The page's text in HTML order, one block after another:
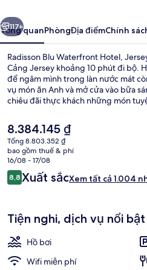
Jersey
Tiếp
117+
Tổng quanPhòngĐịa điểmChính
Radisson Blu Waterfront Hotel,
Cảng Jersey khoảng 10 phút đi bộ.
để ngâm mình trong làn nước mát
vụ món ăn Anh và mở cửa vào bữa
chiêu đãi thực khách những món
tâm thể thao. Nhân viên nhiệt tình
du khách đánh giá cao.
Giá
hiện
tại
là
8.384.145 ₫
8.384.145 ₫
Tổng 8.803.352 ₫
bao gồm thuế & phí
16/08 - 17/08
Nhận
xét
8,88,8 trên 10,
Xuất sắcXem tất cả 1.004
Tiện nghi, dịch vụ nổi bật
Hồ bơi
Wifi miễn phí